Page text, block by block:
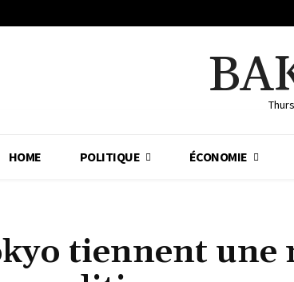
HOME POLITIQUE ÉCONOMIE
tiennent une